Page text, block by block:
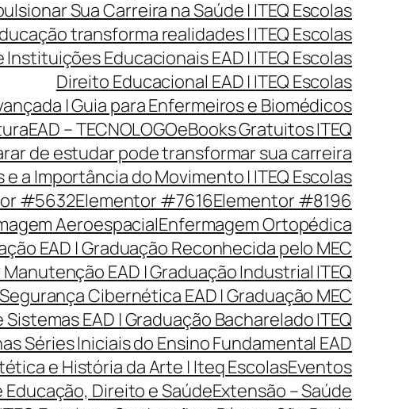
Sua Carreira na Saúde | ITEQ Escolas
transforma realidades | ITEQ Escolas
Educacionais EAD | ITEQ Escolas
Direito Educacional EAD | ITEQ Escolas
| Guia para Enfermeiros e Biomédicos
EAD – TECNOLOGOeBooks Gratuitos ITEQ
de estudar pode transformar sua carreira
a Importância do Movimento | ITEQ Escolas
#5632Elementor #7616Elementor #8196
AeroespacialEnfermagem Ortopédica
EAD | Graduação Reconhecida pelo MEC
EAD | Graduação Industrial ITEQ
Cibernética EAD | Graduação MEC
EAD | Graduação Bacharelado ITEQ
Séries Iniciais do Ensino Fundamental EAD
e História da Arte | Iteq EscolasEventos
Educação, Direito e SaúdeExtensão – Saúde